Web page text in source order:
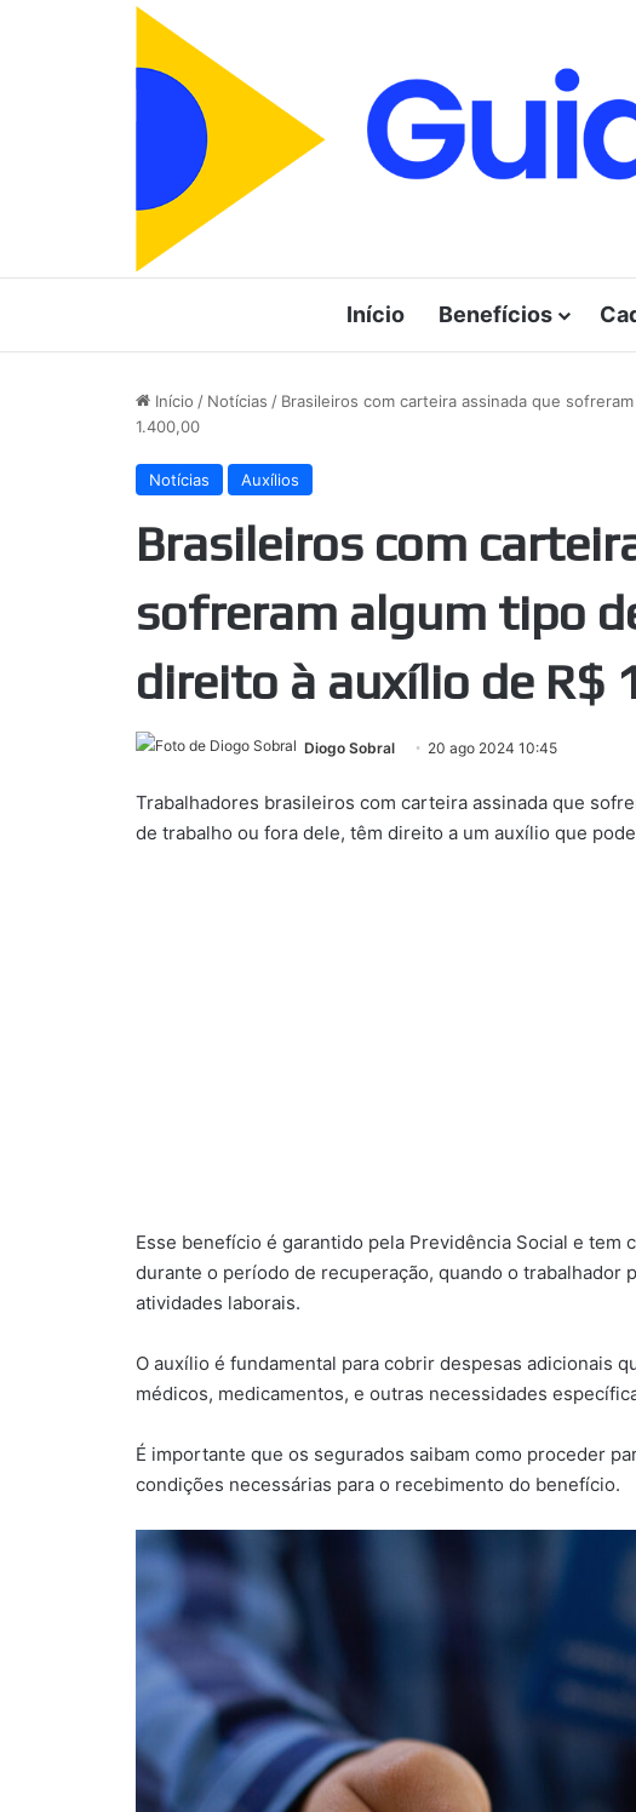
Início Benefícios
Início / Notícias / Brasileiros com carteira assinada que
1.400,00
Notícias Auxílios
Brasileiros com
sofreram algum tipo
direito à auxílio de R$
Diogo Sobral 20 ago 2024 10:45
Trabalhadores brasileiros com carteira assinada que
de trabalho ou fora dele, têm direito a um auxílio que
Esse benefício é garantido pela Previdência Social e
durante o período de recuperação, quando o trabalhador
atividades laborais.
O auxílio é fundamental para cobrir despesas adicionais
médicos, medicamentos, e outras necessidades
É importante que os segurados saibam como proceder
condições necessárias para o recebimento do benefício.